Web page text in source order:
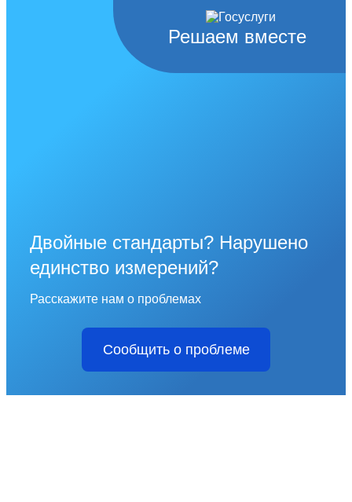
Решаем вместе
Двойные стандарты? Нарушено
единство измерений?
Расскажите нам о проблемах
Сообщить о проблеме